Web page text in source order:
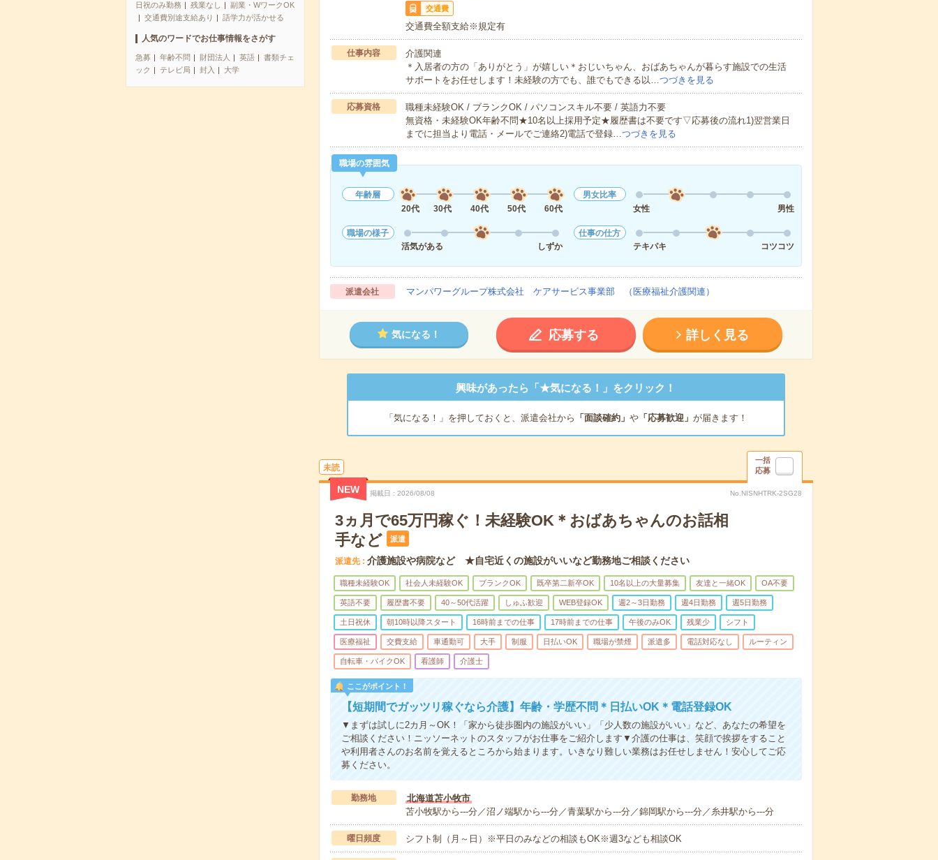
日祝のみ勤務
残業なし
副業・WワークOK
交通費別途支給あり
語学力が活かせる
人気のワードでお仕事情報をさがす
急募 年齢不問 財団法人 英語
書類チェ
ック
テレビ局 封入 大学
交通費
交通費全額支給※規定有
仕事内容
介護関連
＊入居者の方の「ありがとう」が嬉しい＊おじいちゃん、おばあちゃんが暮らす施設での生活
サポートをお任せします！未経験の方でも、誰でもできる以…つづきを見る
応募資格
職種未経験OK / ブランクOK / パソコンスキル不要 / 英語力不要
無資格・未経験OK年齢不問★10名以上採用予定★履歴書は不要です▽応募後の流れ1)翌営業日
までに担当より電話・メールでご連絡2)電話で登録…つづきを見る
職場の雰囲気
年齢層
20代
30代 40代 50代 60代
男女比率
女性
男性
職場の様子
活気がある
しずか
仕事の仕方
テキパキ
コツコツ
派遣会社 マンパワーグループ株式会社 ケアサービス事業部 （医療福祉介護関連）
気になる！ 応募する 詳しく見る
興味があったら「★気になる！」をクリック！
「気になる！」を押しておくと、派遣会社から 「面談確約」 や「応募歓迎」 が届きます！
未読
一括
応募
NEW 掲載日 2026/08/08 No.NISNHTRK-2SG28
3ヵ月で65万円稼ぐ！未経験OK＊おばあちゃんのお話相
手など
派遣
派遣先 介護施設や病院など ★自宅近くの施設がいいなど勤務地ご相談ください
職種未経験OK 社会人未経験OK ブランクOK 既卒第二新卒OK 10名以上の大量募集 友達と一緒OK OA不要
英語不要 履歴書不要 40～50代活躍 しゅふ歓迎 WEB登録OK 週2～3日勤務 週4日勤務 週5日勤務
土日祝休 朝10時以降スタート 16時前までの仕事 17時前までの仕事 午後のみOK 残業少 シフト
医療福祉 交費支給 車通勤可 大手 制服 日払いOK 職場が禁煙 派遣多 電話対応なし ルーティン
自転車・バイクOK 看護師 介護士
ここがポイント！
【短期間でガッツリ稼ぐなら介護】年齢・学歴不問＊日払いOK＊電話登録OK
▼まずは試しに2カ月～OK！「家から徒歩圏内の施設がいい」「少人数の施設がいい」など、あなたの希望を
ご相談ください！ニッソーネットのスタッフがお仕事をご紹介します▼介護の仕事は、笑顔で挨拶をすること
や利用者さんのお名前を覚えるところから始まります。いきなり難しい業務はお任せしません！安心してご応
募ください。
勤務地
北海道苫小牧市
苫小牧駅から---分／沼ノ端駅から---分／青葉駅から---分／錦岡駅から---分／糸井駅から---分
曜日頻度 シフト制（月～日）※平日のみなどの相談もOK※週3なども相談OK